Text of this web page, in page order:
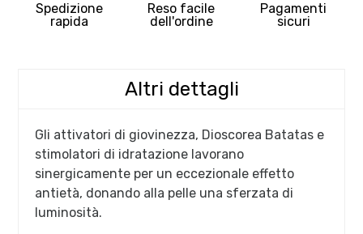
Spedizione
rapida
Reso facile
dell'ordine
Pagamenti
sicuri
Altri dettagli
Gli attivatori di giovinezza, Dioscorea Batatas e
stimolatori di idratazione lavorano
sinergicamente per un eccezionale effetto
antietà, donando alla pelle una sferzata di
luminosità.